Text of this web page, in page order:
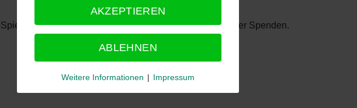
am Naturfreundehaus freuen wir uns sehr über Spenden.
AKZEPTIEREN
ABLEHNEN
Weitere Informationen | Impressum